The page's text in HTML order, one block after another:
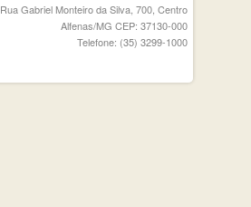
Rua Gabriel Monteiro da Silva, 700, Centro
Alfenas/MG CEP: 37130-000
Telefone: (35) 3299-1000